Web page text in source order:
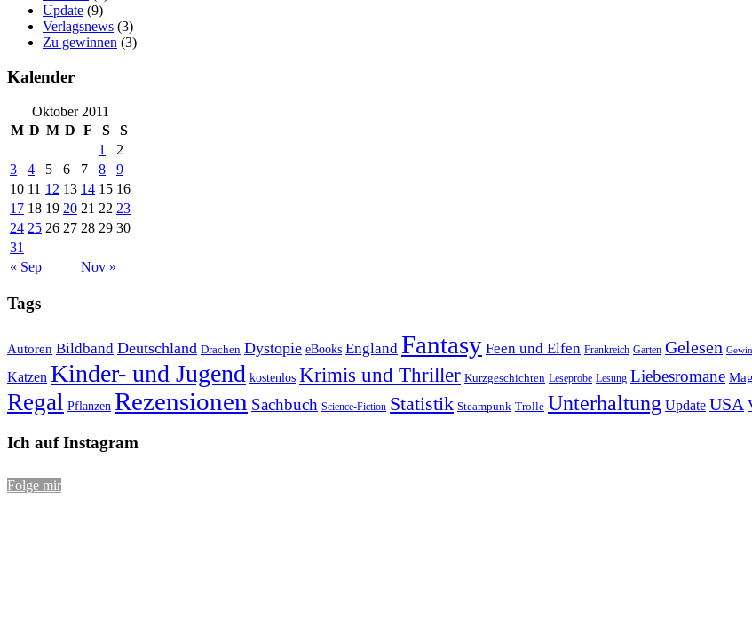
Update (9)
Verlagsnews (3)
Zu gewinnen (3)
Kalender
Oktober 2011
M D M D F S S
« Sep Nov »
1
2
3
4 5 6 7 8
9
10 11 12 13 14 15 16
17 18 19 20 21 22 23
24 25 26 27 28 29 30
31
Tags
Autoren Bildband Deutschland Drachen Dystopie eBooks England Fantasy Feen und Elfen Frankreich Garten Gelesen
Katzen Kinder- und Jugend kostenlos Krimis und Thriller Kurzgeschichten Leseprobe Lesung Liebesromane
Regal Pflanzen Rezensionen Sachbuch Science-Fiction Statistik Steampunk Trolle Unterhaltung Update USA
Ich auf Instagram
Folge mir